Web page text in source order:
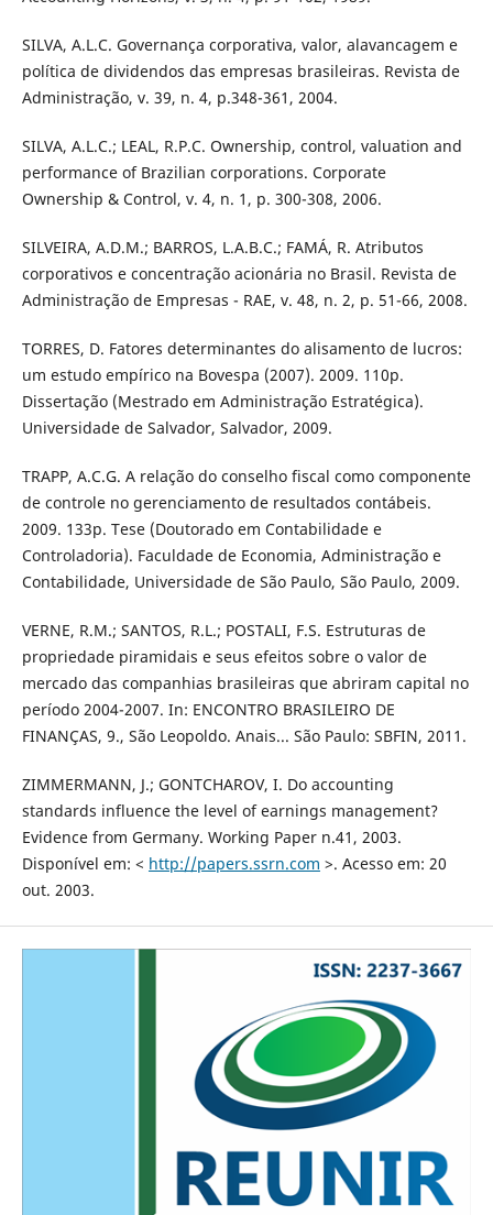
SILVA, A.L.C. Governança corporativa, valor, alavancagem e
política de dividendos das empresas brasileiras. Revista de
Administração, v. 39, n. 4, p.348-361, 2004.
SILVA, A.L.C.; LEAL, R.P.C. Ownership, control, valuation and
performance of Brazilian corporations. Corporate
Ownership & Control, v. 4, n. 1, p. 300-308, 2006.
SILVEIRA, A.D.M.; BARROS, L.A.B.C.; FAMÁ, R. Atributos
corporativos e concentração acionária no Brasil. Revista de
Administração de Empresas - RAE, v. 48, n. 2, p. 51-66, 2008.
TORRES, D. Fatores determinantes do alisamento de lucros:
um estudo empírico na Bovespa (2007). 2009. 110p.
Dissertação (Mestrado em Administração Estratégica).
Universidade de Salvador, Salvador, 2009.
TRAPP, A.C.G. A relação do conselho fiscal como componente
de controle no gerenciamento de resultados contábeis.
2009. 133p. Tese (Doutorado em Contabilidade e
Controladoria). Faculdade de Economia, Administração e
Contabilidade, Universidade de São Paulo, São Paulo, 2009.
VERNE, R.M.; SANTOS, R.L.; POSTALI, F.S. Estruturas de
propriedade piramidais e seus efeitos sobre o valor de
mercado das companhias brasileiras que abriram capital no
período 2004-2007. In: ENCONTRO BRASILEIRO DE
FINANÇAS, 9., São Leopoldo. Anais... São Paulo: SBFIN, 2011.
ZIMMERMANN, J.; GONTCHAROV, I. Do accounting
standards influence the level of earnings management?
Evidence from Germany. Working Paper n.41, 2003.
Disponível em: < http://papers.ssrn.com >. Acesso em: 20
out. 2003.